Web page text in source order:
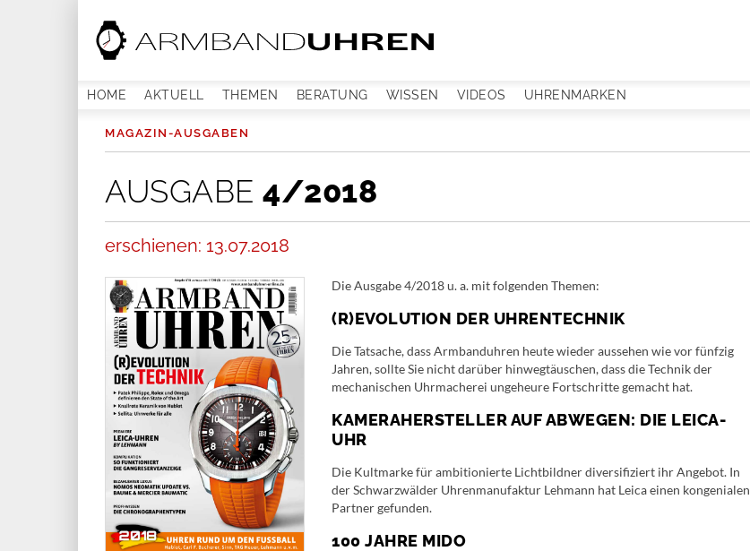
HOME AKTUELL THEMEN BERATUNG WISSEN VIDEOS UHRENMARKEN
MAGAZIN-AUSGABEN
AUSGABE 4/2018
erschienen: 13.07.2018
Die Ausgabe 4/2018 u. a. mit folgenden Themen:
(R)EVOLUTION DER UHRENTECHNIK
Die Tatsache, dass Armbanduhren heute wieder aussehen wie vor fünfzig
Jahren, sollte Sie nicht darüber hinwegtäuschen, dass die Technik der
mechanischen Uhrmacherei ungeheure Fortschritte gemacht hat.
KAMERAHERSTELLER AUF ABWEGEN: DIE LEICA-
UHR
Die Kultmarke für ambitionierte Lichtbildner diversifiziert ihr Angebot. In
der Schwarzwälder Uhrenmanufaktur Lehmann hat Leica einen kongenialen
Partner gefunden.
100 JAHRE MIDO